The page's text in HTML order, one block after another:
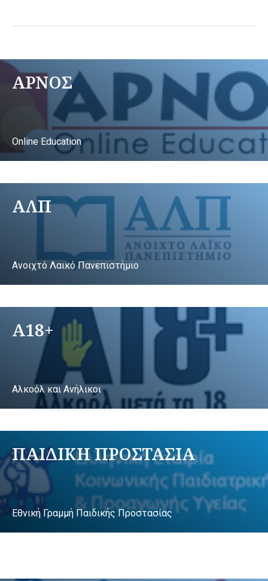
ΑΡΝΟΣ
Online Education
ΑΛΠ
Ανοιχτό Λαικό Πανεπιστήμιο
A18+
Αλκοόλ και Ανήλικοι
ΠΑΙΔΙΚΗ ΠΡΟΣΤΑΣΙΑ
Εθνική Γραμμή Παιδικής Προστασίας